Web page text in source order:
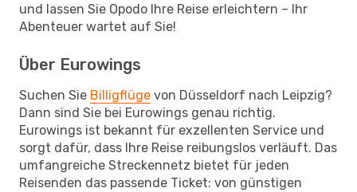
und lassen Sie Opodo Ihre Reise erleichtern – Ihr
Abenteuer wartet auf Sie!
Über Eurowings
Suchen Sie Billigflüge von Düsseldorf nach Leipzig?
Dann sind Sie bei Eurowings genau richtig.
Eurowings ist bekannt für exzellenten Service und
sorgt dafür, dass Ihre Reise reibungslos verläuft. Das
umfangreiche Streckennetz bietet für jeden
Reisenden das passende Ticket: von günstigen